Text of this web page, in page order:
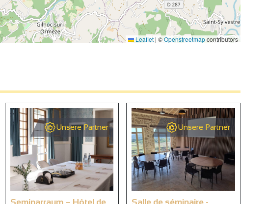
Leaflet | ©Openstreetmapcontributors
Unsere Partner Unsere Partner